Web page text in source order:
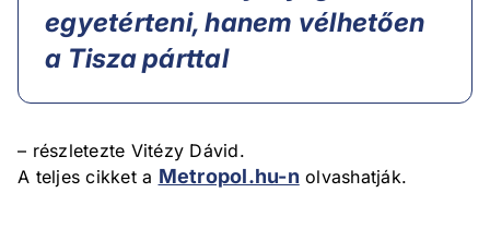
egyetérteni, hanem vélhetően
a Tisza párttal
– részletezte Vitézy Dávid.
A teljes cikket a Metropol.hu-n olvashatják.